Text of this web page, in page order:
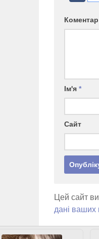
Коментар
Ім'я *
Сайт
Цей сайт
дані ваших